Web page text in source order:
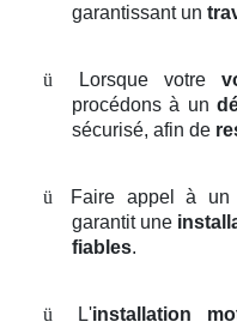
garantissant un
ü Lorsque votre
procédons à un
sécurisé, afin de
ü Faire appel à
garantit une
fiables.
ü L'installation